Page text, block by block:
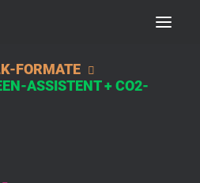
FORMATE
ASSISTENT + CO2-
17, 2021